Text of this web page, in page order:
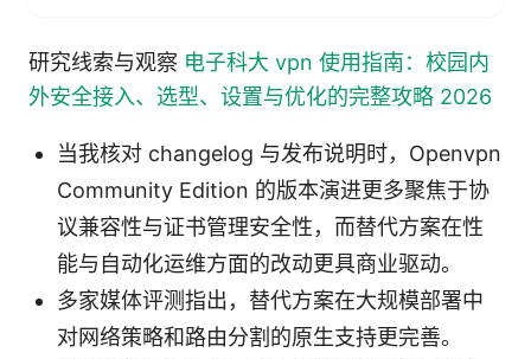
研究线索与观察 电子科大 vpn 使用指南：校园内
外安全接入、选型、设置与优化的完整攻略 2026
当我核对 changelog 与发布说明时，Openvpn
Community Edition 的版本演进更多聚焦于协
议兼容性与证书管理安全性，而替代方案在性
能与自动化运维方面的改动更具商业驱动。
多家媒体评测指出，替代方案在大规模部署中
对网络策略和路由分割的原生支持更完善。